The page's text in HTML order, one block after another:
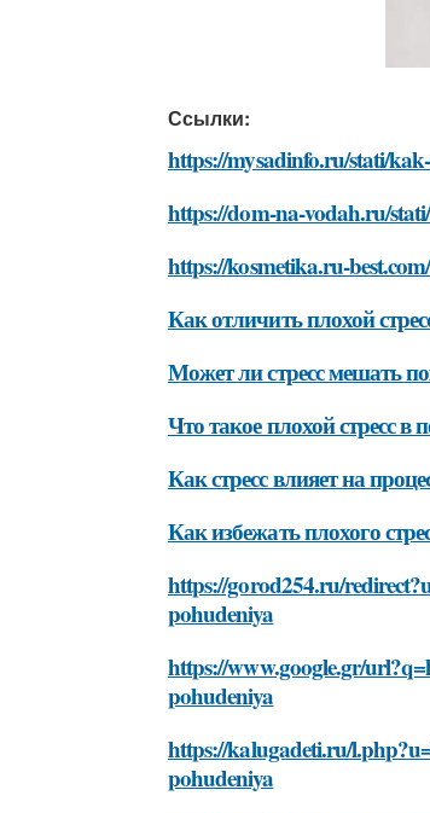
Ссылки:
https://mysadinfo.ru/stati/
https://dom-na-vodah.ru/
https://kosmetika.ru-
Как отличить плохой
Может ли стресс мешать
Что такое плохой стресс в
Как стресс влияет на
Как избежать плохого
https://gorod254.ru/
pohudeniya
https://www.google.gr/
pohudeniya
https://kalugadeti.ru/
pohudeniya